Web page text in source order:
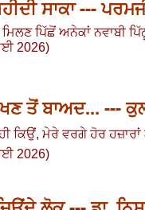
ਸਾਕਾ ---
ਪਿੱਛੋਂ ਅਨੇਕਾਂ ਨਵਾਬੀ
2026)
ਤੋਂ ਬਾਅਦ... ---
ਕਿਉਂ, ਮੇਰੇ ਵਰਗੇ ਹੋਰ
2026)